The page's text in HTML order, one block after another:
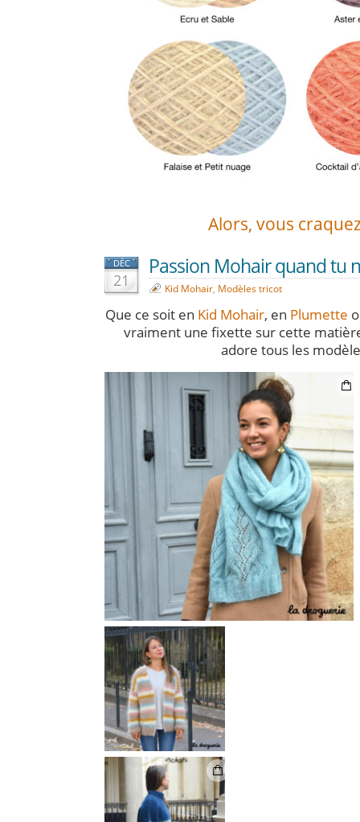
Alors, vous craquez
DÉC
21
Passion Mohair quand tu
Kid Mohair, Modèles tricot
Que ce soit en Kid Mohair, en Plumette
vraiment une fixette sur cette
adore tous les